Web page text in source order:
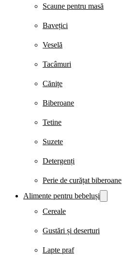
Scaune pentru masă
Bavețici
Veselă
Tacâmuri
Cănițe
Biberoane
Tetine
Suzete
Detergenți
Perie de curățat biberoane
Alimente pentru bebeluși
Cereale
Gustări și deserturi
Lapte praf